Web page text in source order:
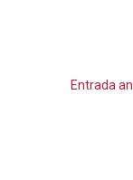
Entrada